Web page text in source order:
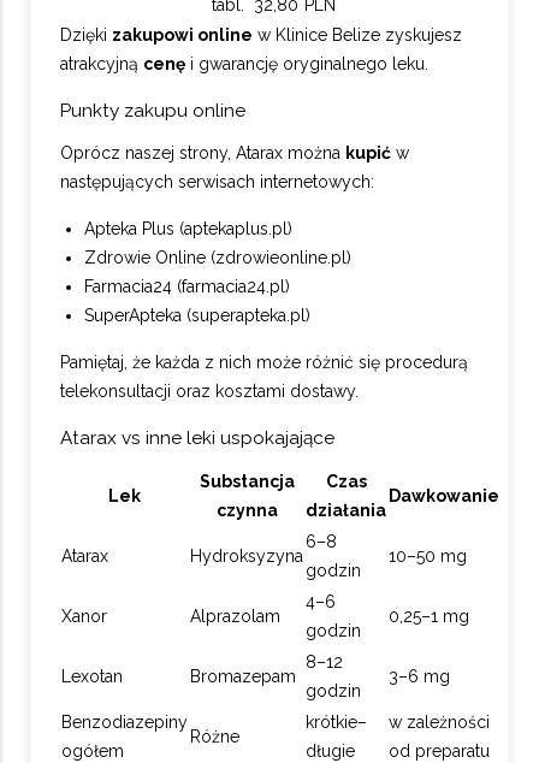
tabl. 32,80 PLN
Dzięki zakupowi online w Klinice Belize zyskujesz
atrakcyjną cenę i gwarancję oryginalnego leku.
Punkty zakupu online
Oprócz naszej strony, Atarax można kupić w
następujących serwisach internetowych:
Apteka Plus (aptekaplus.pl)
Zdrowie Online (zdrowieonline.pl)
Farmacia24 (farmacia24.pl)
SuperApteka (superapteka.pl)
Pamiętaj, że każda z nich może różnić się procedurą
telekonsultacji oraz kosztami dostawy.
Atarax vs inne leki uspokajające
Lek
Substancja
czynna
Czas
działania
Dawkowanie
Atarax Hydroksyzyna
6–8
godzin
10–50 mg
Xanor Alprazolam
4–6
godzin
0,25–1 mg
Lexotan Bromazepam
8–12
godzin
3–6 mg
Benzodiazepiny
ogółem
Różne
krótkie–
długie
w zależności
od preparatu